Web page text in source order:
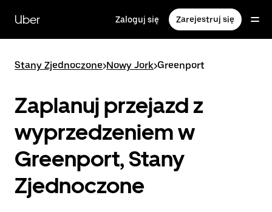
głównej
zawartości
Uber Zaloguj się Zarejestruj się
Stany Zjednoczone>Nowy Jork>Greenport
Zaplanuj przejazd z
wyprzedzeniem w
Greenport, Stany
Zjednoczone